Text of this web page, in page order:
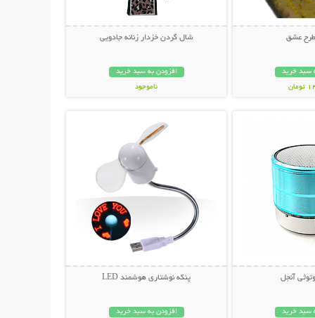
طرح عشق
سبد خرید
شال گردن خزدار زنانه جادویی
افزودن به سبد خرید
ناموجود
آنجل
سبد خرید
پنکه نوشتاری هوشمند LED
افزودن به سبد خرید